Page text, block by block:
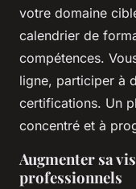
votre domaine
calendrier de
compétences.
ligne, participer à
certifications. Un
concentré et à
Augmenter sa
professionnels